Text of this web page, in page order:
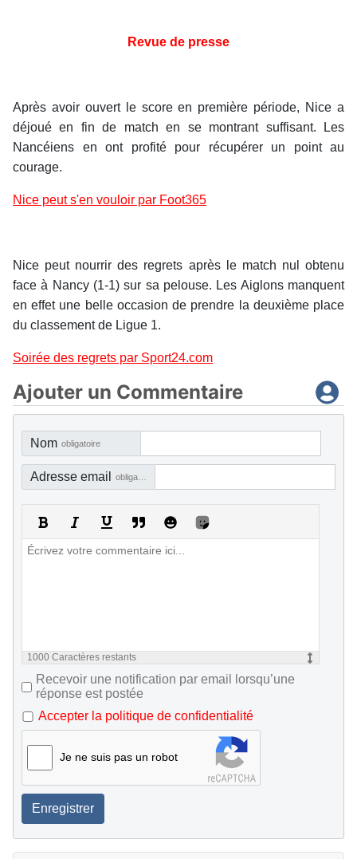
Revue de presse
Après avoir ouvert le score en première période, Nice a
déjoué en fin de match en se montrant suffisant. Les
Nancéiens en ont profité pour récupérer un point au
courage.
Nice peut s'en vouloir par Foot365
Nice peut nourrir des regrets après le match nul obtenu
face à Nancy (1-1) sur sa pelouse. Les Aiglons manquent
en effet une belle occasion de prendre la deuxième place
du classement de Ligue 1.
Soirée des regrets par Sport24.com
Ajouter un Commentaire
Nom obligatoire
Adresse email
1000 Caractères restants
Recevoir une notification par email lorsqu’une
réponse est postée
Accepter la politique de confidentialité
Je ne suis pas un robot
Enregistrer